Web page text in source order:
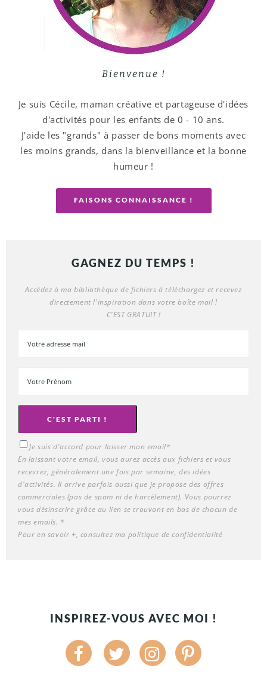
Bienvenue !
Je suis Cécile, maman créative et partageuse d'idées
d'activités pour les enfants de 0 - 10 ans.
J'aide les "grands" à passer de bons moments avec
les moins grands, dans la bienveillance et la bonne
humeur !
FAISONS CONNAISSANCE !
GAGNEZ DU TEMPS !
Accédez à ma bibliothèque de fichiers à téléchargez et recevez
directement l'inspiration dans votre boîte mail !
C'EST GRATUIT !
C'EST PARTI !
Je suis d'accord pour laisser mon email*
En laissant votre email, vous aurez accès aux fichiers et vous
recevrez, généralement une fois par semaine, des idées
d'activités. Il arrive parfois aussi que je propose des offres
commerciales (pas de spam ni de harcèlement). Vous pourrez
vous désinscrire grâce au lien se trouvant en bas de chacun de
mes emails. *
Pour en savoir +, consultez ma politique de confidentialité
INSPIREZ-VOUS AVEC MOI !